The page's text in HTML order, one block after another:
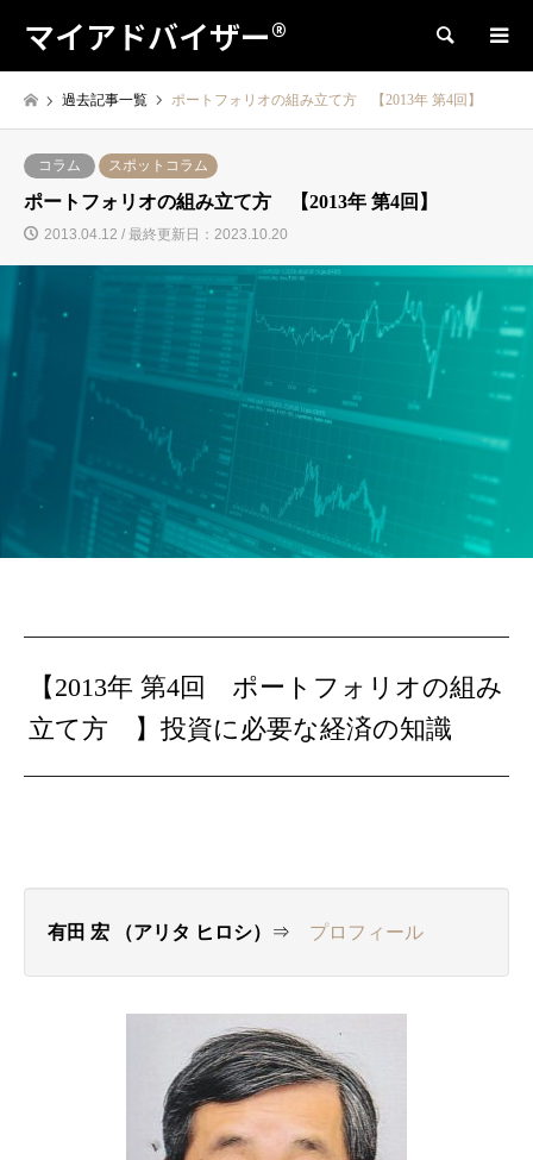
マイアドバイザー® 検索
過去記事一覧 ポートフォリオの組み立て方 【2013年 第4回】
コラム スポットコラム
ポートフォリオの組み立て方 【2013年 第4回】
2013.04.12 / 最終更新日：2023.10.20
【2013年 第4回 ポートフォリオの組み
立て方 】投資に必要な経済の知識
有田 宏 （アリタ ヒロシ） ⇒ プロフィール